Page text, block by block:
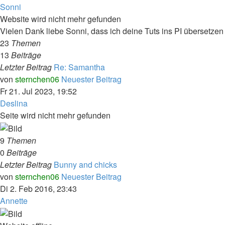
Sonni
Website wird nicht mehr gefunden
Vielen Dank liebe Sonni, dass ich deine Tuts ins PI
23 Themen
13 Beiträge
Letzter Beitrag Re: Samantha
von sternchen06 Neuester Beitrag
Fr 21. Jul 2023, 19:52
Deslina
Seite wird nicht mehr gefunden
9 Themen
0 Beiträge
Letzter Beitrag Bunny and chicks
von sternchen06 Neuester Beitrag
Di 2. Feb 2016, 23:43
Annette